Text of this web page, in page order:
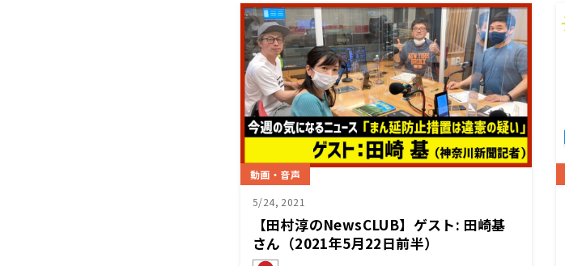
動画・音声
5/24, 2021
【田村淳のNewsCLUB】ゲスト: 田崎基
さん（2021年5月22日前半）